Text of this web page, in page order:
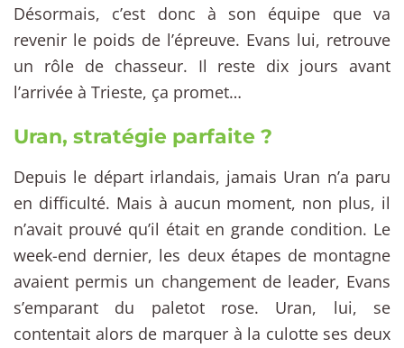
Désormais, c’est donc à son équipe que va
revenir le poids de l’épreuve. Evans lui, retrouve
un rôle de chasseur. Il reste dix jours avant
l’arrivée à Trieste, ça promet…
Uran, stratégie parfaite ?
Depuis le départ irlandais, jamais Uran n’a paru
en difficulté. Mais à aucun moment, non plus, il
n’avait prouvé qu’il était en grande condition. Le
week-end dernier, les deux étapes de montagne
avaient permis un changement de leader, Evans
s’emparant du paletot rose. Uran, lui, se
contentait alors de marquer à la culotte ses deux